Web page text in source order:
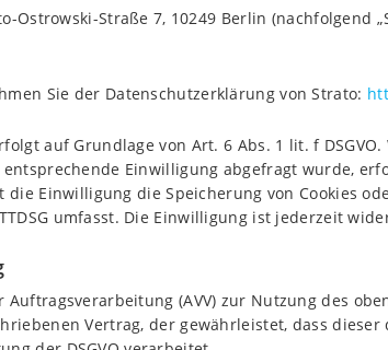
Ostrowski-Straße 7, 10249 Berlin (nachfolgend
Sie der Datenschutzerklärung von Strato:
auf Grundlage von Art. 6 Abs. 1 lit. f
Einwilligung abgefragt wurde,
die Einwilligung die Speicherung von Cookies
umfasst. Die Einwilligung ist jederzeit
(AVV) zur Nutzung des
Vertrag, der gewährleistet, dass